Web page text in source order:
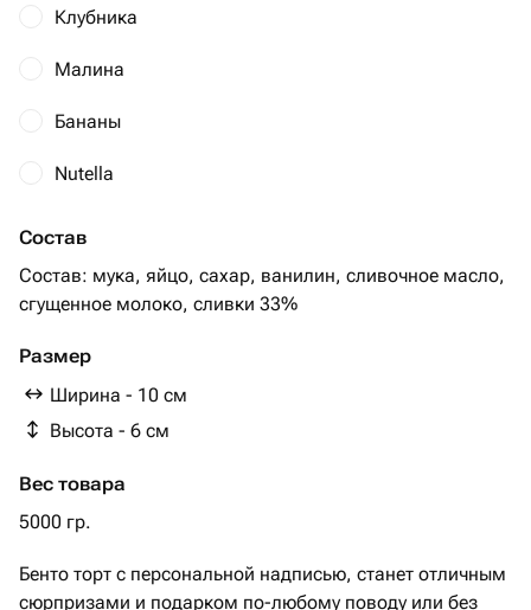
Клубника
Малина
Бананы
Nutella
Состав
Состав: мука, яйцо, сахар, ванилин, сливочное масло,
сгущенное молоко, сливки ￼33%
Размер
Ширина - 10 см
Высота - 6 см
Вес товара
5000 гр.
Бенто торт с персональной надписью, станет отличным
сюрпризами и подарком по-любому поводу или без